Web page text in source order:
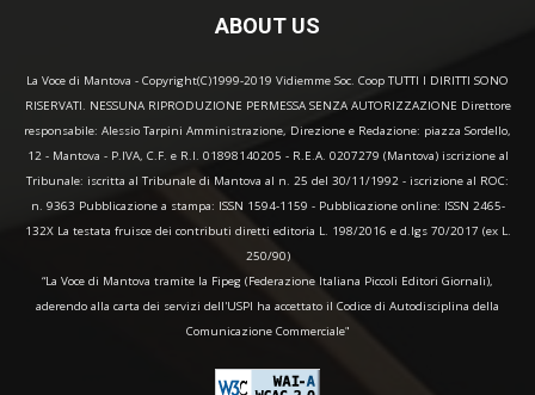
ABOUT US
La Voce di Mantova - Copyright(C)1999-2019 Vidiemme Soc. Coop TUTTI I DIRITTI SONO
RISERVATI. NESSUNA RIPRODUZIONE PERMESSA SENZA AUTORIZZAZIONE Direttore
responsabile: Alessio Tarpini Amministrazione, Direzione e Redazione: piazza Sordello,
12 - Mantova - P.IVA, C.F. e R.I. 01898140205 - R.E.A. 0207279 (Mantova) iscrizione al
Tribunale: iscritta al Tribunale di Mantova al n. 25 del 30/11/1992 - iscrizione al ROC:
n. 9363 Pubblicazione a stampa: ISSN 1594-1159 - Pubblicazione online: ISSN 2465-
132X La testata fruisce dei contributi diretti editoria L. 198/2016 e d.lgs 70/2017 (ex L.
250/90)
“La Voce di Mantova tramite la Fipeg (Federazione Italiana Piccoli Editori Giornali),
aderendo alla carta dei servizi dell'USPI ha accettato il Codice di Autodisciplina della
Comunicazione Commerciale"